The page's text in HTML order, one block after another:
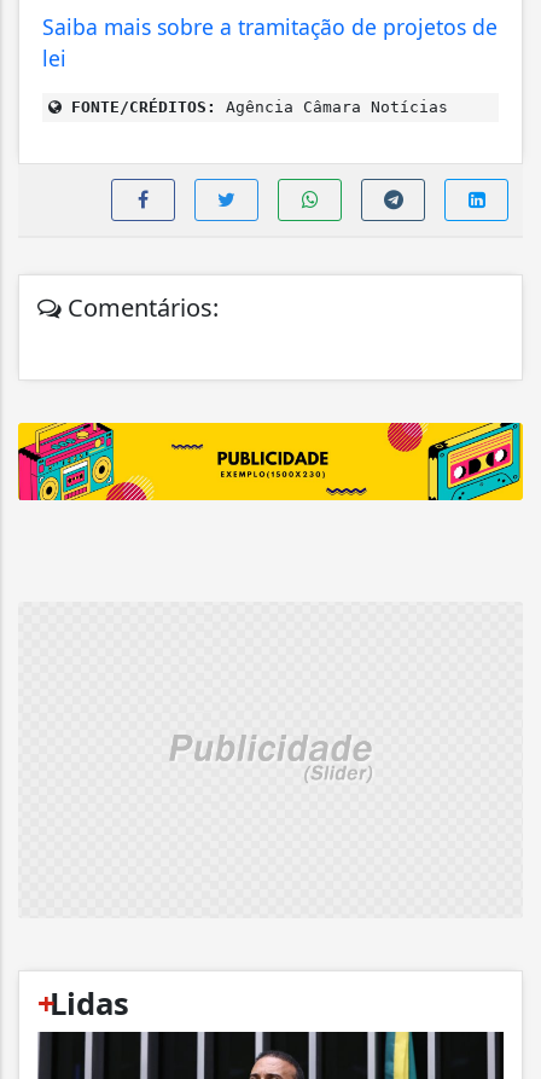
Saiba mais sobre a tramitação de projetos de
lei
FONTE/CRÉDITOS: Agência Câmara Notícias
Comentários:
+
Lidas